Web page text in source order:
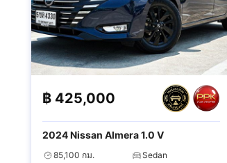
฿ 425,000
2024 Nissan Almera 1.0 V
85,100 กม.
Sedan